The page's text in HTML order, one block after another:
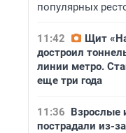
популярных
11:42
Щит
достроил
линии метро.
еще три года
11:36 Взрослые
пострадали из-